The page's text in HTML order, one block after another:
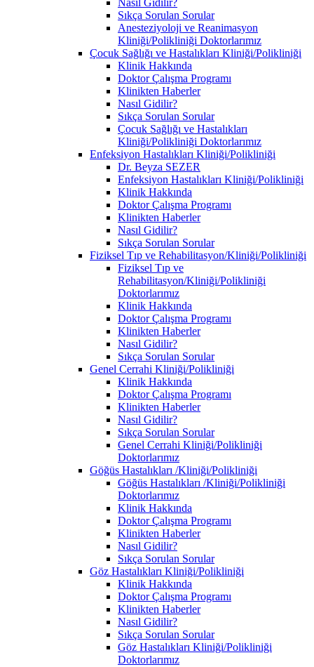
Sıkça Sorulan Sorular
Anesteziyoloji ve Reanimasyon
Kliniği/Polikliniği Doktorlarımız
Çocuk Sağlığı ve Hastalıkları Kliniği/Polikliniği
Klinik Hakkında
Doktor Çalışma Programı
Klinikten Haberler
Nasıl Gidilir?
Sıkça Sorulan Sorular
Çocuk Sağlığı ve Hastalıkları
Kliniği/Polikliniği Doktorlarımız
Enfeksiyon Hastalıkları Kliniği/Polikliniği
Dr. Beyza SEZER
Enfeksiyon Hastalıkları Kliniği/Polikliniği
Klinik Hakkında
Doktor Çalışma Programı
Klinikten Haberler
Nasıl Gidilir?
Sıkça Sorulan Sorular
Fiziksel Tıp ve Rehabilitasyon/Kliniği/Polikliniği
Fiziksel Tıp ve
Rehabilitasyon/Kliniği/Polikliniği
Doktorlarımız
Klinik Hakkında
Doktor Çalışma Programı
Klinikten Haberler
Nasıl Gidilir?
Sıkça Sorulan Sorular
Genel Cerrahi Kliniği/Polikliniği
Klinik Hakkında
Doktor Çalışma Programı
Klinikten Haberler
Nasıl Gidilir?
Sıkça Sorulan Sorular
Genel Cerrahi Kliniği/Polikliniği
Doktorlarımız
Göğüs Hastalıkları /Kliniği/Polikliniği
Göğüs Hastalıkları /Kliniği/Polikliniği
Doktorlarımız
Klinik Hakkında
Doktor Çalışma Programı
Klinikten Haberler
Nasıl Gidilir?
Sıkça Sorulan Sorular
Göz Hastalıkları Kliniği/Polikliniği
Klinik Hakkında
Doktor Çalışma Programı
Klinikten Haberler
Nasıl Gidilir?
Sıkça Sorulan Sorular
Göz Hastalıkları Kliniği/Polikliniği
Doktorlarımız